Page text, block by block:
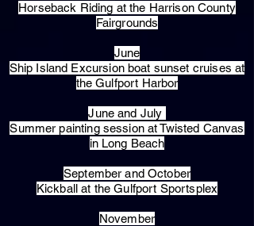
Horseback Riding at the Harrison County
Fairgrounds
June
Ship Island Excursion boat sunset cruises at
the Gulfport Harbor
June and July
Summer painting session at Twisted Canvas
in Long Beach
September and October
Kickball at the Gulfport Sportsplex
November